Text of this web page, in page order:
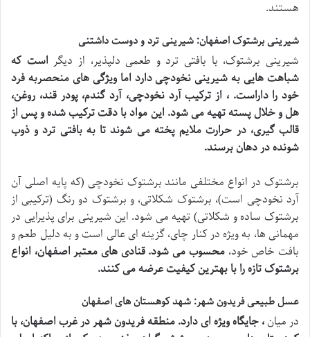
هستند.
شیرینی برشتوک اصفهان: شیرینی ترد و دوست داشتنی
شیرینی برشتوک، با بافتی ترد و طعمی دلپذیر، از دیگر است که
شباهت هایی به شیرینی نخودچی دارد اما ویژگی های منحصربه فرد
خود را داراست.، از ترکیب آرد نخودچی، آرد گندم، پودر قند، روغن،
هل و خلال پسته تهیه می شود. این مواد با دقت ترکیب شده و پس از
قالب گیری، در حرارت ملایم پخته می شوند تا به بافتی ترد و ذوب
شونده در دهان برسند.
برشتوک در انواع مختلفی مانند برشتوک نخودچی (که پایه اصلی آن
آرد نخودچی است)، برشتوک شکلاتی، و برشتوک دو رنگ (ترکیبی از
برشتوک ساده و شکلاتی) تهیه می شود. این شیرینی برای پذیرایی در
مهمانی ها، به ویژه در کنار چای، گزینه ای عالی است و به دلیل طعم و
بافت خاص خود،محسوب می شود. قنادی های معتبر اصفهان، انواع
برشتوک تازه را با بهترین کیفیت عرضه می کنند.
عسل طبیعی فریدون شهر: شهد کوهستان های اصفهان
در میان،جایگاه ویژه ای دارد. منطقه فریدون شهر در غرب اصفهان، با